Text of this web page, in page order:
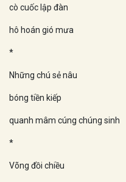
cò cuốc lập đàn
hô hoán gió mưa
*
Những chú sẻ nâu
bóng tiền kiếp
quanh mâm cúng chúng sinh
*
Võng đồi chiều